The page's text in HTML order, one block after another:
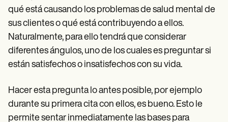
qué está causando los problemas de salud mental de
sus clientes o qué está contribuyendo a ellos.
Naturalmente, para ello tendrá que considerar
diferentes ángulos, uno de los cuales es preguntar si
están satisfechos o insatisfechos con su vida.
Hacer esta pregunta lo antes posible, por ejemplo
durante su primera cita con ellos, es bueno. Esto le
permite sentar inmediatamente las bases para